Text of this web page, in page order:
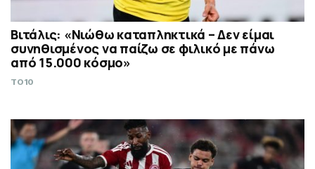
Βιτάλις: «Νιώθω καταπληκτικά – Δεν είμαι
συνηθισμένος να παίζω σε φιλικό με πάνω
από 15.000 κόσμο»
TO10